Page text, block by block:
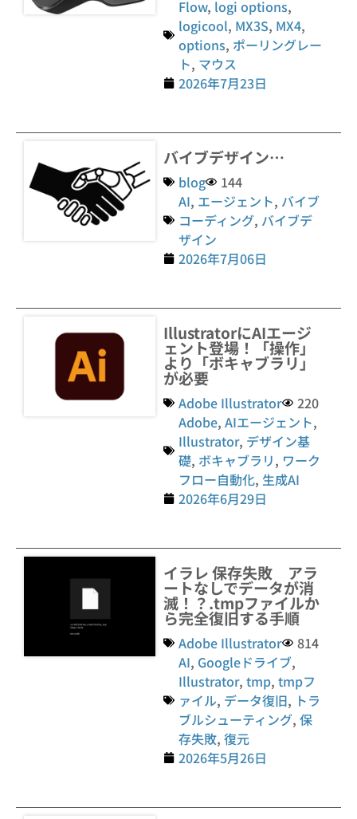
Flow, logi options,
logicool, MX3S, MX4,
options, ポーリングレー
ト, マウス
2026年7月23日
バイブデザイン…
blog
144
AI, エージェント, バイブ
コーディング, バイブデ
ザイン
2026年7月06日
IllustratorにAIエージ
ェント登場！「操作」
より「ボキャブラリ」
が必要
Adobe Illustrator
220
Adobe,AIエージェント,
Illustrator, デザイン基
礎, ボキャブラリ, ワーク
フロー自動化, 生成AI
2026年6月29日
イラレ 保存失敗 アラ
ートなしでデータが消
滅！？.tmpファイルか
ら完全復旧する手順
Adobe Illustrator
814
AI, Googleドライブ,
Illustrator,tmp,tmpフ
ァイル, データ復旧, トラ
ブルシューティング,保
存失敗,復元
2026年5月26日